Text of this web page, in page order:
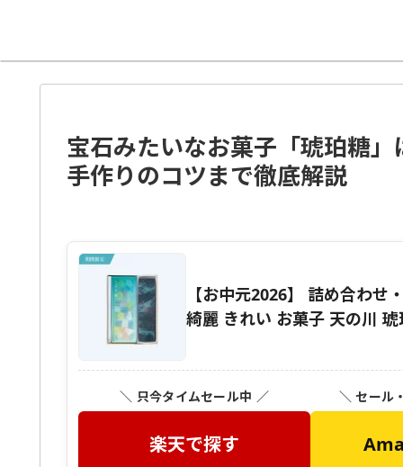
宝石みたいなお菓子「琥珀糖
手作りのコツまで徹底解説
【お中元2026】 詰め合わ
綺麗 きれい お菓子 天の川
＼ 只今タイムセール中 ／
楽天で探す
＼ セール